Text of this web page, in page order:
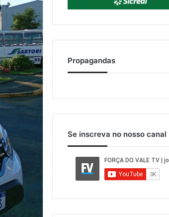
Propagandas
Se inscreva no nosso canal